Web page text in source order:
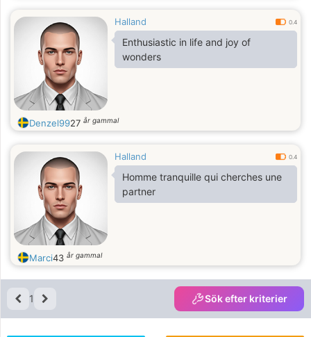
Halland 0.4
Enthusiastic in life and joy of
wonders
Denzel9927 år gammal
Halland 0.4
Homme tranquille qui cherches une
partner
Marci43 år gammal
1 Sök efter kriterier